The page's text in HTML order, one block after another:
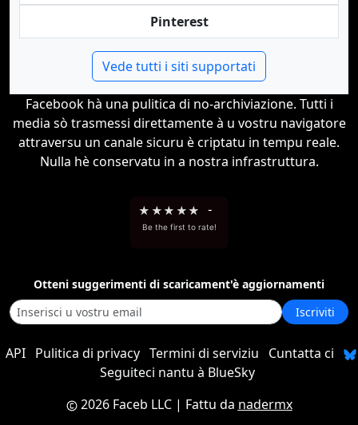
Pinterest
Vede tutti i siti supportati
Facebook hà una pulitica di no-archiviazione. Tutti i
media sò trasmessi direttamente à u vostru navigatore
attraversu un canale sicuru è criptatu in tempu reale.
Nulla hè conservatu in a nostra infrastruttura.
★ ★★ ★★ -
Be the first to rate!
Otteni suggerimenti di scaricament'è aggiornamenti
Iscriviti
API Pulitica di privacy Termini di serviziu
Cuntatta ci
Seguiteci nantu à BlueSky
2026 Faceb LLC| Fattu da nadermx